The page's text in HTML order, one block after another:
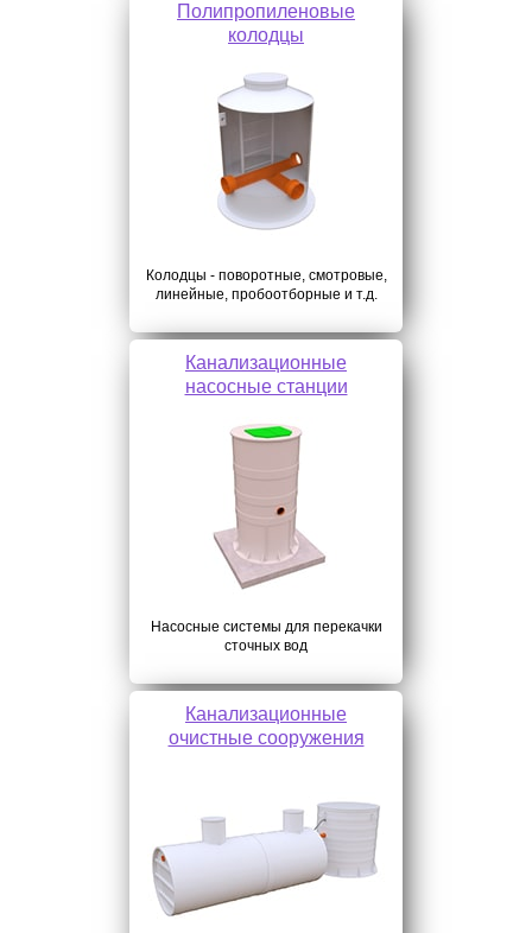
Полипропиленовые
колодцы
Колодцы - поворотные, смотровые,
линейные, пробоотборные и т.д.
Канализационные
насосные станции
Насосные системы для перекачки
сточных вод
Канализационные
очистные сооружения